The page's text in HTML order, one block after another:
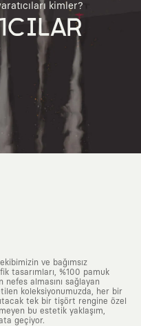
kimler?
ve bağımsız
tasarımları, %100 pamuk
almasını sağlayan
koleksiyonumuzda, her bir
tek bir tişört rengine özel
bu estetik yaklaşım,
geçiyor.